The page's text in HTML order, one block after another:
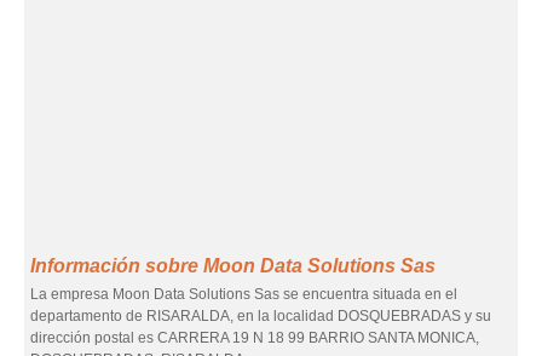
Información sobre Moon Data Solutions Sas
La empresa Moon Data Solutions Sas se encuentra situada en el
departamento de RISARALDA, en la localidad DOSQUEBRADAS y su
dirección postal es CARRERA 19 N 18 99 BARRIO SANTA MONICA,